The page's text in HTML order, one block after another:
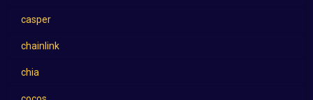
casper
chainlink
chia